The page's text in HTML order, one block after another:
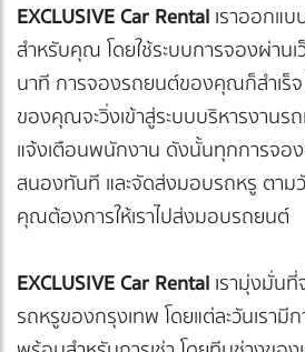
EXCLUSIVE Car Rental เราออกแบ
สำหรับคุณ โดยใช้ระบบการจองผ่านเ
นาที การจองรถยนต์ของคุณก็สำเร็
ของคุณจะวิ่งเข้าสู่ระบบบริหารงานรถ
แจ้งเตือนพนักงาน ดังนั้นทุกการจอ
สนองทันที และจัดส่งมอบรถหรู ตาม
คุณต้องการให้เราไปส่งมอบรถยนต์
EXCLUSIVE Car Rental เรามุ่งมั่นที่
รถหรูของกรุงเทพ โดยแต่ละวันเรา